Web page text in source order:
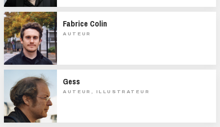
Fabrice Colin
AUTEUR
Gess
AUTEUR, ILLUSTRATEUR